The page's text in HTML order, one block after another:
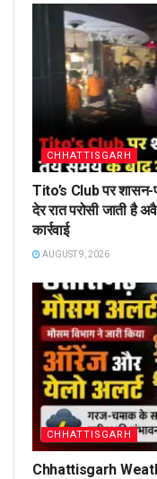
CHHATTISGARH
Tito’s Club पर शासन-
देर रात परोसी जाती है
कार्रवाई
AUGUST 9, 2026
CHHATTISGARH
Chhattisgarh